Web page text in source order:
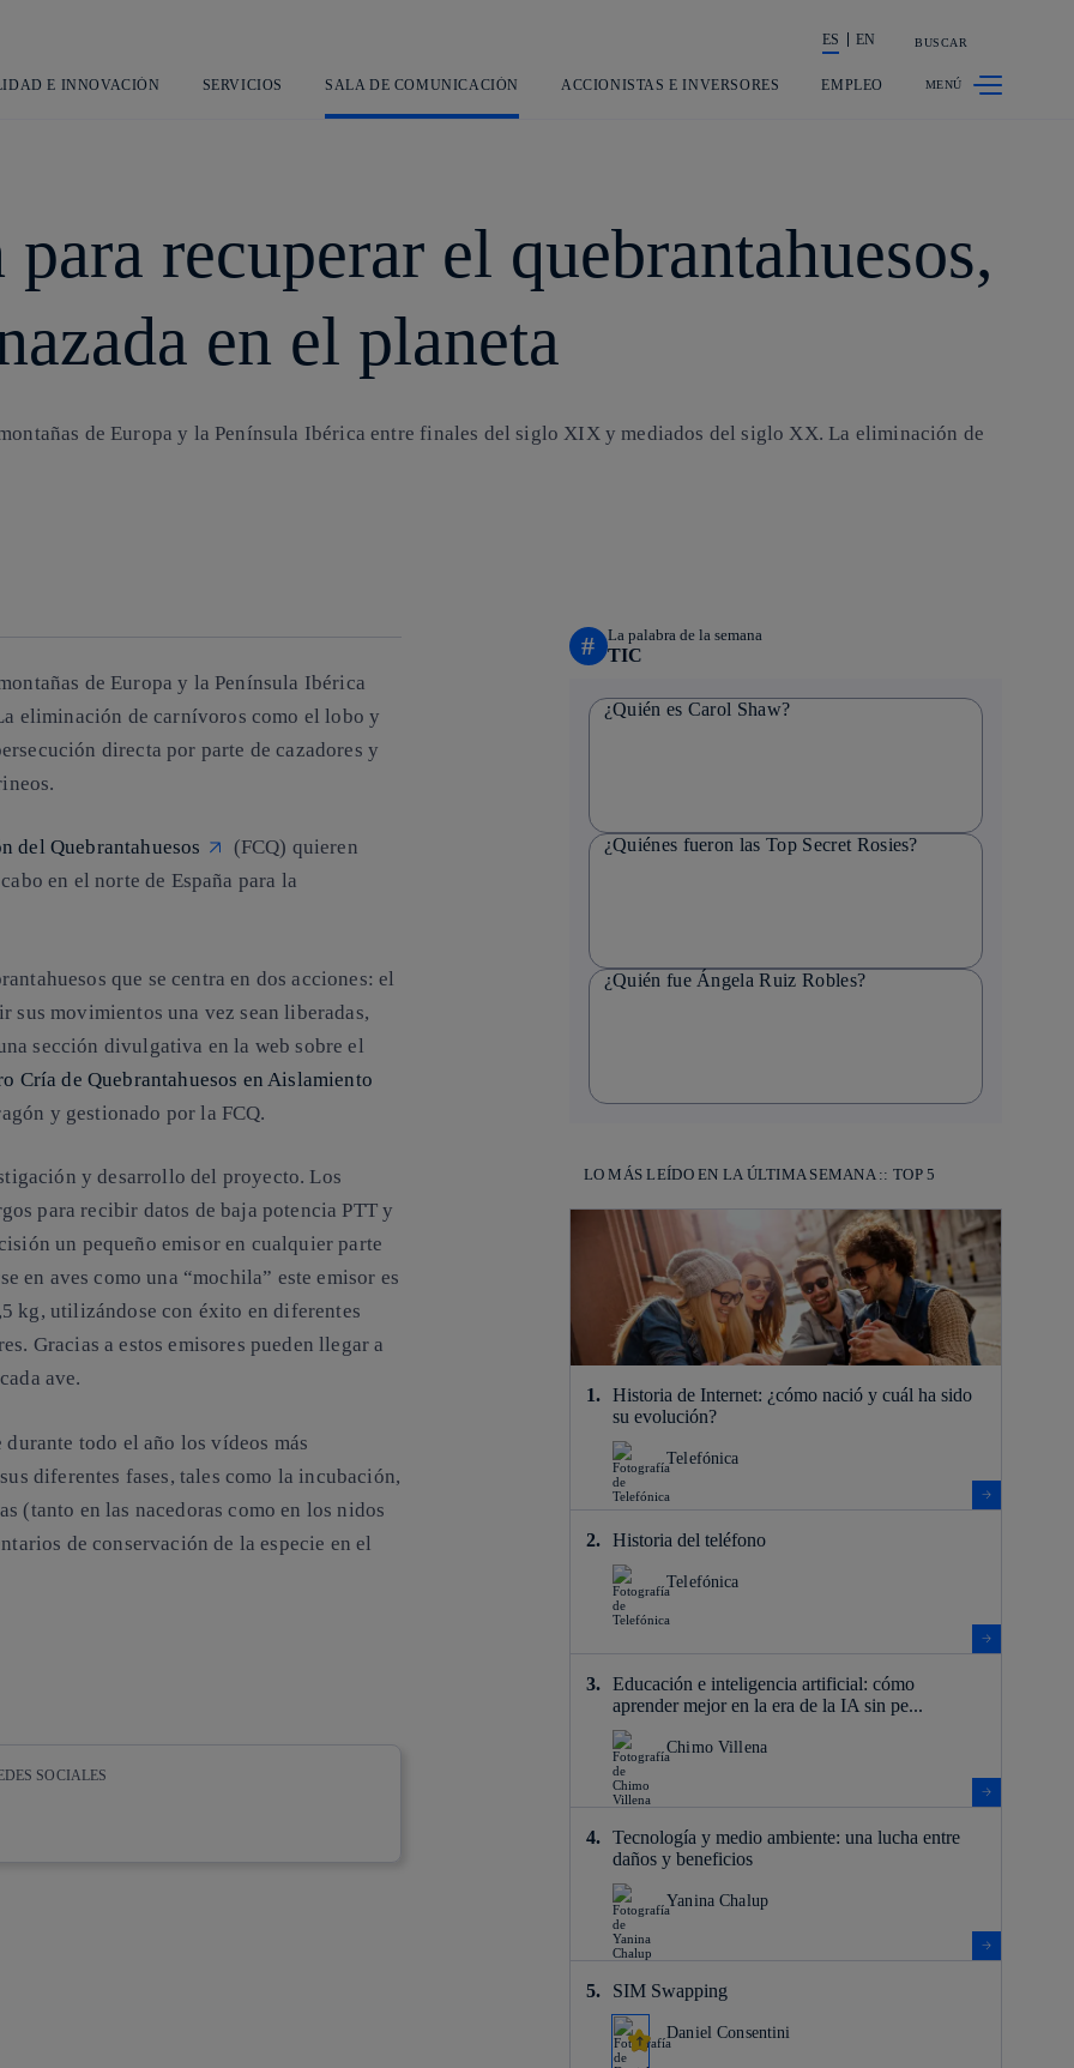
principal
La acción en accionistas e inversores
ES EN BUSCAR
E INNOVACIÓN SERVICIOS SALA DE COMUNICACIÓN ACCIONISTAS E INVERSORES EMPLEO
recuperar el quebrantahuesos,
en el planeta
de Europa y la Península Ibérica entre finales del siglo XIX y mediados del siglo XX. La eliminación de
de Europa y la Península Ibérica
eliminación de carnívoros como el lobo y
directa por parte de cazadores y
del Quebrantahuesos
(FCQ) quieren
en el norte de España para la
que se centra en dos acciones: el
sus movimientos una vez sean liberadas,
sección divulgativa en la web sobre el
Cría de Quebrantahuesos en Aislamiento
y gestionado por la FCQ.
y desarrollo del proyecto. Los
para recibir datos de baja potencia PTT y
un pequeño emisor en cualquier parte
en aves como una “mochila” este emisor es
kg, utilizándose con éxito en diferentes
Gracias a estos emisores pueden llegar a
ave.
todo el año los vídeos más
diferentes fases, tales como la incubación,
(tanto en las nacedoras como en los nidos
de conservación de la especie en el
SOCIALES
# La palabra de la semana
TIC
¿Quién es Carol Shaw?
¿Quiénes fueron las Top Secret Rosies?
¿Quién fue Ángela Ruiz Robles?
LO MÁS LEÍDO EN LA ÚLTIMA SEMANA :: TOP 5
Historia de Internet: ¿cómo nació y cuál ha sido
su evolución?
Telefónica
Historia del teléfono
Telefónica
Educación e inteligencia artificial: cómo
aprender mejor en la era de la IA sin pe...
Chimo Villena
Tecnología y medio ambiente: una lucha entre
daños y beneficios
Yanina Chalup
SIM Swapping
Daniel Consentini